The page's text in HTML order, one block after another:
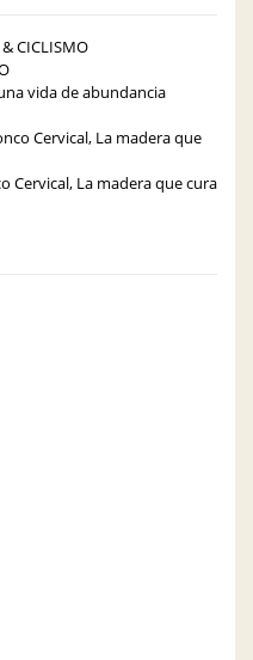
CICLISMO
vida de abundancia
Cervical, La madera que
Cervical, La madera que cura